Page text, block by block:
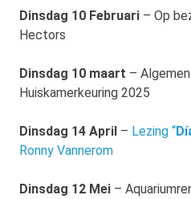
Dinsdag 10 Februari – Op
Hectors
Dinsdag 10 maart –
Huiskamerkeuring 2025
Dinsdag 14 April – Lezing “
Ronny Vannerom
Dinsdag 12 Mei –